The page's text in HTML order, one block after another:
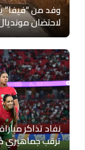
وفد من
لاحتضان مونديال
نفاد تذاكر
ترقب جماهيري